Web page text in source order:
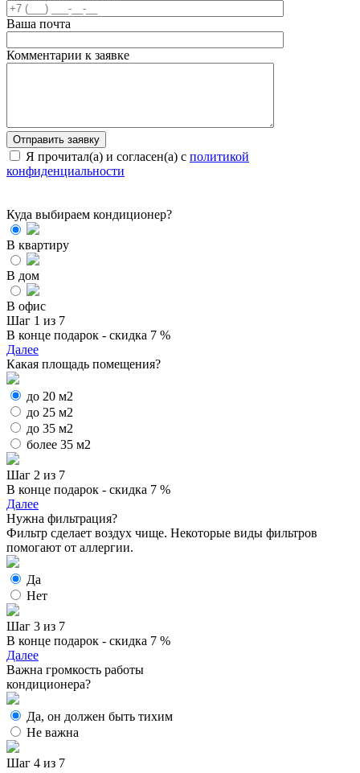
Ваша почта
Комментарии к заявке
Я прочитал(а) и согласен(а) с политикой
конфиденциальности
Куда выбираем кондиционер?
В квартиру
В дом
В офис
Шаг 1 из 7
В конце подарок - скидка 7 %
Далее
Какая площадь помещения?
до 20 м2
до 25 м2
до 35 м2
более 35 м2
Шаг 2 из 7
В конце подарок - скидка 7 %
Далее
Нужна фильтрация?
Фильтр сделает воздух чище. Некоторые виды фильтров
помогают от аллергии.
Да
Нет
Шаг 3 из 7
В конце подарок - скидка 7 %
Далее
Важна громкость работы
кондиционера?
Да, он должен быть тихим
Не важна
Шаг 4 из 7